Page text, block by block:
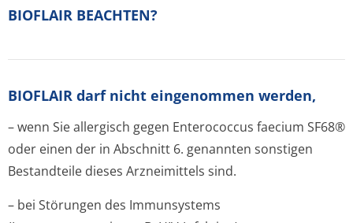
BIOFLAIR BEACHTEN?
BIOFLAIR darf nicht eingenommen werden,
– wenn Sie allergisch gegen Enterococcus faecium SF68®
oder einen der in Abschnitt 6. genannten sonstigen
Bestandteile dieses Arzneimittels sind.
– bei Störungen des Immunsystems